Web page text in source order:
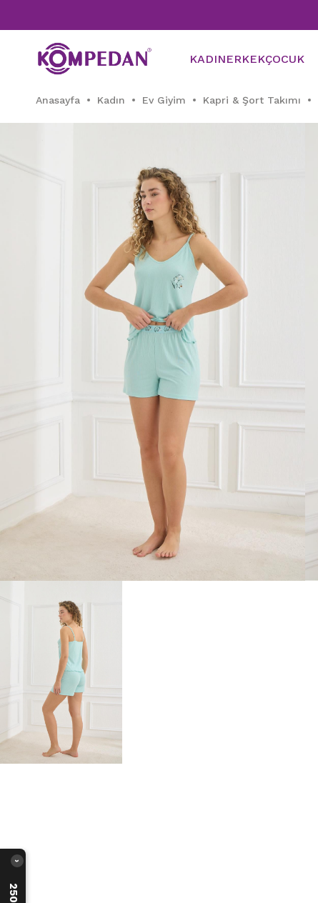
KADINERKEKÇOCUK
Anasayfa Kadın Ev Giyim Kapri & Şort Takımı
›